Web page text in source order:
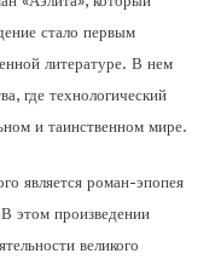
стало первым
литературе. В нем
где технологический
и таинственном мире.
является роман-эпопея
этом произведении
великого